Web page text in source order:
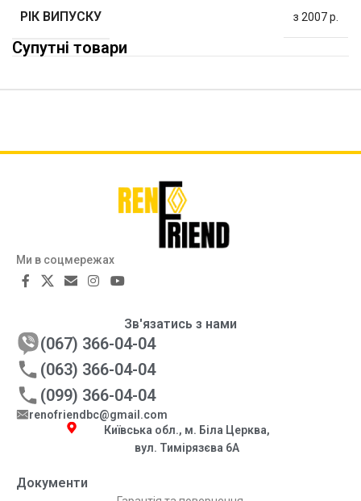
РІК ВИПУСКУ з 2007 р.
Супутні товари
Ми в соцмережах
Документи
Зв'язатись з нами
(067) 366-04-04
(063) 366-04-04
(099) 366-04-04
renofriendbc@gmail.com
Київська обл., м. Біла Церква,
вул. Тимірязєва 6А